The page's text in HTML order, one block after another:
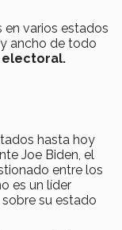
varios estados
ancho de todo
electoral.
hasta hoy
Joe Biden, el
entre los
es un líder
su estado